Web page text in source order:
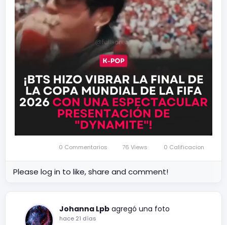
0 Commentarios 76 Views 0 Calificacion
Please log in to like, share and comment!
Johanna Lpb agregó una foto
hace 21 días